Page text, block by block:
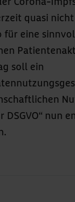
quasi
für eine
soll ein
nun